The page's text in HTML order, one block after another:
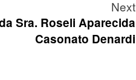
Next
Sra. Roseli Aparecida
Casonato Denardi